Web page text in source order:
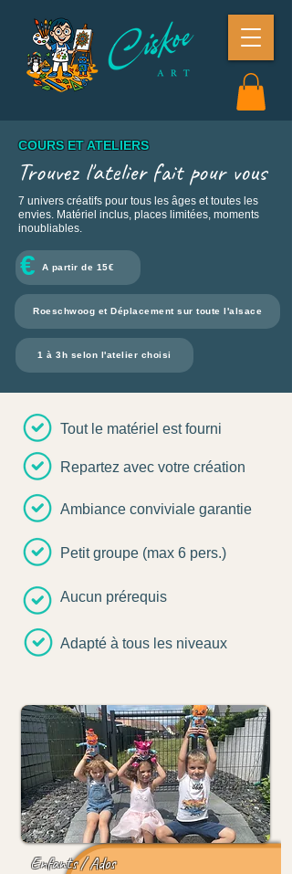
COURS ET ATELIERS
Trouvez l'atelier fait pour vous
7 univers créatifs pour tous les âges et toutes les
envies. Matériel inclus, places limitées, moments
inoubliables.
A partir de 15€
€
Roeschwoog et Déplacement sur toute l'alsace
1 à 3h selon l'atelier choisi
Tout le matériel est fourni
Repartez avec votre création
Ambiance conviviale garantie
Petit groupe (max 6 pers.)
Aucun prérequis
Adapté à tous les niveaux
Enfants / Ados